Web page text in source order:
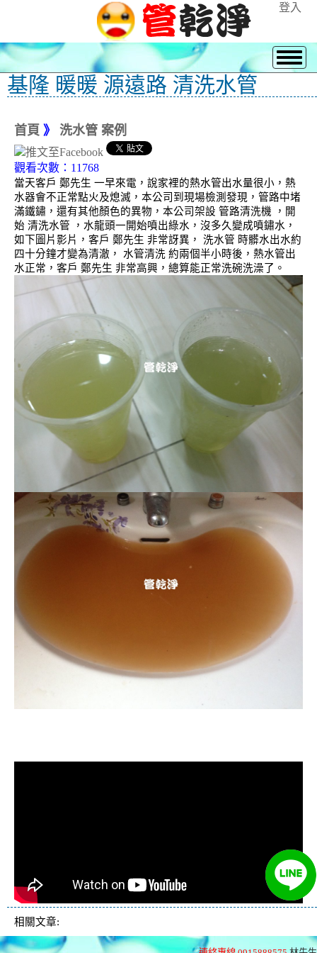
登入
基隆 暖暖 源遠路 清洗水管
首頁 》 洗水管 案例
觀看次數：11768
當天客戶 鄭先生 一早來電，說家裡的熱水管出水量很小，熱
水器會不正常點火及熄滅，本公司到現場檢測發現，管路中堵
滿鐵鏽，還有其他顏色的異物，本公司架設 管路清洗機 ，開
始 清洗水管 ，水龍頭一開始噴出綠水，沒多久變成噴鏽水，
如下圖片影片，客戶 鄭先生 非常訝異， 洗水管 時髒水出水約
四十分鐘才變為清澈， 水管清洗 約兩個半小時後，熱水管出
水正常，客戶 鄭先生 非常高興，總算能正常洗碗洗澡了。
相關文章: